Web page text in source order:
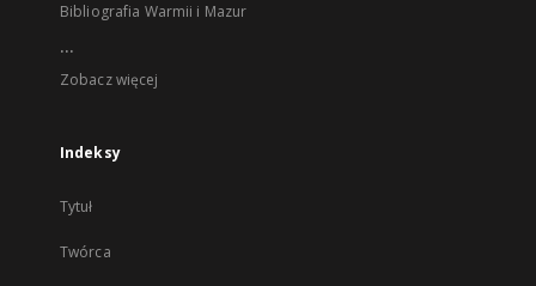
Bibliografia Warmii i Mazur
...
Zobacz więcej
Indeksy
Tytuł
Twórca